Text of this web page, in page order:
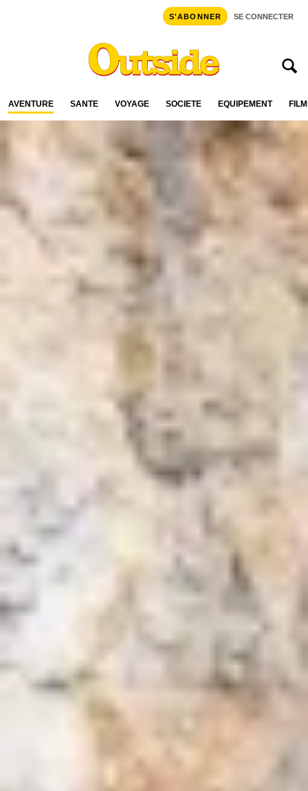
S'ABONNER SE CONNECTER
AVENTURE SANTÉ VOYAGE SOCIÉTÉ ÉQUIPEMENT